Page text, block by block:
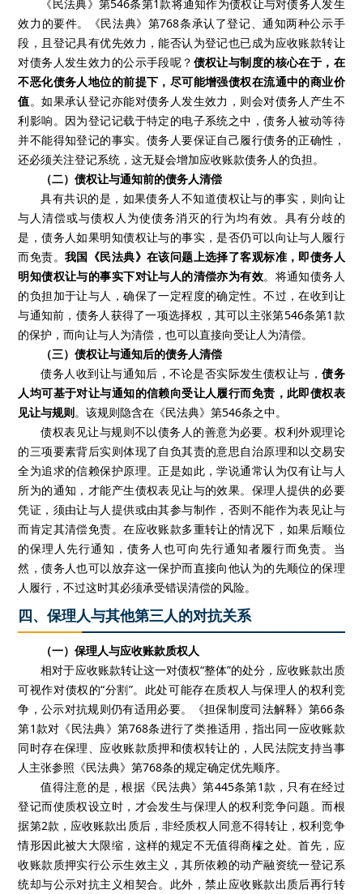
《民法典》第546条第1款将通知作为债权让与对债务人发生
效力的要件。《民法典》第768条承认了登记、通知两种公示手
段，且登记具有优先效力，能否认为登记也已成为应收账款转让
对债务人发生效力的公示手段呢？ 债权让与制度的核心在于，在
不恶化债务人地位的前提下，尽可能增强债权在流通中的商业价
值。如果承认登记亦能对债务人发生效力，则会对债务人产生不
利影响。因为登记记载于特定的电子系统之中，债务人被动等待
并不能得知登记的事实。债务人要保证自己履行债务的正确性，
还必须关注登记系统，这无疑会增加应收账款债务人的负担。
（二）债权让与通知前的债务人清偿
具有共识的是，如果债务人不知道债权让与的事实，则向让
与人清偿或与债权人为使债务消灭的行为均有效。具有分歧的
是，债务人如果明知债权让与的事实，是否仍可以向让与人履行
而免责。我国《民法典》在该问题上选择了客观标准，即债务人
明知债权让与的事实下对让与人的清偿亦为有效。将通知债务人
的负担加于让与人，确保了一定程度的确定性。不过，在收到让
与通知前，债务人获得了一项选择权，其可以主张第546条第1 款
的保护，而向让与人为清偿，也可以直接向受让人为清偿。
（三）债权让与通知后的债务人清偿
债务人收到让与通知后，不论是否实际发生债权让与，债务
人均可基于对让与通知的信赖向受让人履行而免责，此即债权表
见让与规则。该规则隐含在《民法典》第546条之中。
债权表见让与规则不以债务人的善意为必要。权利外观理论
的三项要素背后实则体现了自负其责的意思自治原理和以交易安
全为追求的信赖保护原理。正是如此，学说通常认为仅有让与人
所为的通知，才能产生债权表见让与的效果。保理人提供的必要
凭证，须由让与人提供或由其参与制作，否则不能作为表见让与
而肯定其清偿免责。在应收账款多重转让的情况下 ， 如果后顺位
的保理人先行通知 ，债务人也可向先行通知者履行而免责。当
然 ，债务人也可以放弃这一保护而直接向他认为的先顺位的保理
人履行 ，不过这时其必须承受错误清偿的风险。
四、保理人与其他第三人的对抗关系
（一）保理人与应收账款质权人
相对于应收账款转让这一对债权“整体”的处分 ， 应收账款出质
可视作对债权的“分割”。此处可能存在质权人与保理人的权利竞
争，公示对抗规则仍有适用必要。《担保制度司法解释》第66条
第1款对《民法典》第768条进行了类推适用，指出同一应收账款
同时存在保理、应收账款质押和债权转让的，人民法院支持当事
人主张参照《民法典》第768条的规定确定优先顺序。
值得注意的是，根据《民法典》第445条第1款， 只有在经过
登记而使质权设立时，才会发生与保理人的权利竞争问题。而根
据第2款， 应收账款出质后，非经质权人同意不得转让 ，权利竞争
情形因此被大大限缩，这样的规定不无值得商榷之处。首先，应
收账款质押实行公示生效主义，其所依赖的动产融资统一登记系
统却与公示对抗主义相契合。此外，禁止应收账款出质后再行转